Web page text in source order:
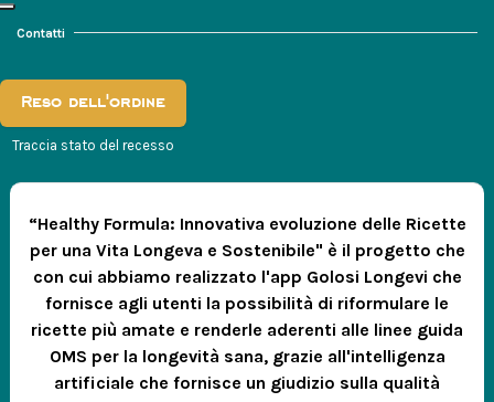
Contatti
Reso dell'ordine
Traccia stato del recesso
“Healthy Formula: Innovativa evoluzione delle Ricette
per una Vita Longeva e Sostenibile" è il progetto che
con cui abbiamo realizzato l'app Golosi Longevi che
fornisce agli utenti la possibilità di riformulare le
ricette più amate e renderle aderenti alle linee guida
OMS per la longevità sana, grazie all'intelligenza
artificiale che fornisce un giudizio sulla qualità